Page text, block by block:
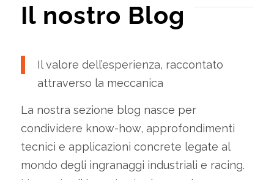
Il nostro Blog
Il valore dell’esperienza, raccontato
attraverso la meccanica
La nostra sezione blog nasce per
condividere know-how, approfondimenti
tecnici e applicazioni concrete legate al
mondo degli ingranaggi industriali e racing.